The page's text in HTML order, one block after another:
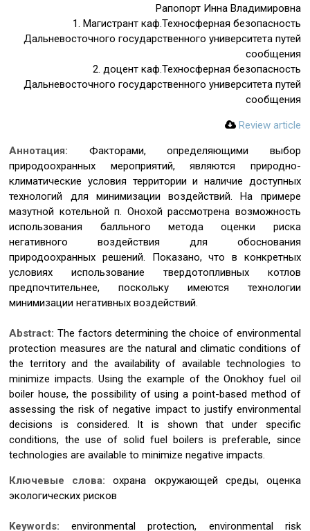
Рапопорт Инна Владимировна
1. Магистрант каф.Техносферная безопасность
Дальневосточного государственного университета путей
сообщения
2. доцент каф.Техносферная безопасность
Дальневосточного государственного университета путей
сообщения
Review article
Аннотация: Факторами, определяющими выбор
природоохранных мероприятий, являются природно-
климатические условия территории и наличие доступных
технологий для минимизации воздействий. На примере
мазутной котельной п. Онохой рассмотрена возможность
использования балльного метода оценки риска
негативного воздействия для обоснования
природоохранных решений. Показано, что в конкретных
условиях использование твердотопливных котлов
предпочтительнее, поскольку имеются технологии
минимизации негативных воздействий.
Abstract:The factors determining the choice of environmental
protection measures are the natural and climatic conditions of
the territory and the availability of available technologies to
minimize impacts. Using the example of the Onokhoy fuel oil
boiler house, the possibility of using a point-based method of
assessing the risk of negative impact to justify environmental
decisions is considered. It is shown that under specific
conditions, the use of solid fuel boilers is preferable, since
technologies are available to minimize negative impacts.
Ключевые слова:охрана окружающей среды, оценка
экологических рисков
Keywords:environmental protection, environmental risk